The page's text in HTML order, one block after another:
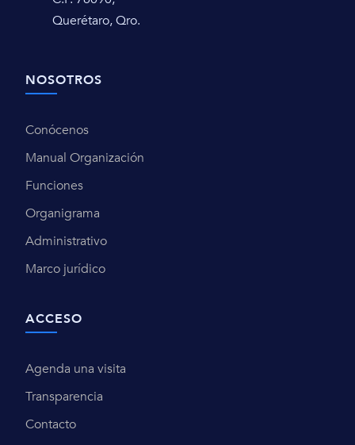
Querétaro, Qro.
NOSOTROS
Conócenos
Manual Organización
Funciones
Organigrama
Administrativo
Marco jurídico
ACCESO
Agenda una visita
Transparencia
Contacto